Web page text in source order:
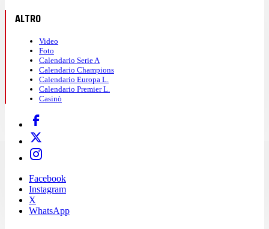
ALTRO
Video
Foto
Calendario Serie A
Calendario Champions
Calendario Europa L.
Calendario Premier L.
Casinò
Facebook
Instagram
X
WhatsApp